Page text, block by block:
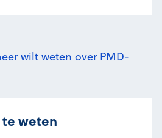
wilt weten over PMD-
weten